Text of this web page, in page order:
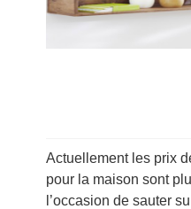
Actuellement les prix
pour la maison sont
l’occasion de sauter